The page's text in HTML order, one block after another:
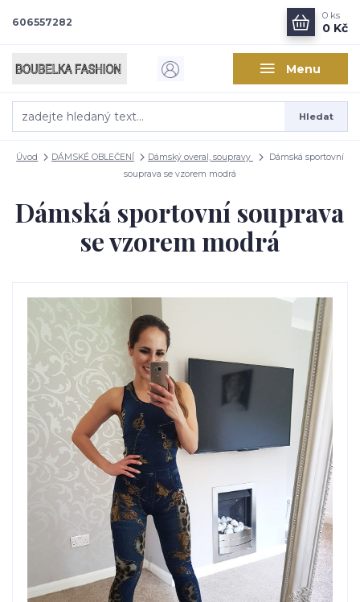
Menu
Hledat
606557282
0 ks
0 Kč
Úvod DÁMSKÉ OBLEČENÍ Dámský overal, soupravy
Dámská sportovní
souprava se vzorem modrá
Dámská sportovní souprava
se vzorem modrá